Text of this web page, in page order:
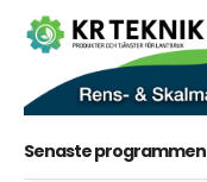
Senaste programmen